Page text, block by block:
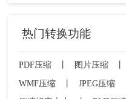
热门转换功能
PDF压缩 丨 图片压缩 丨
WMF压缩
丨 JPEG压缩